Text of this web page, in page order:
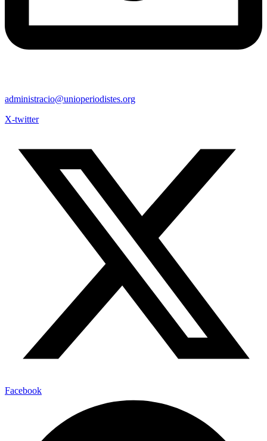
administracio@unioperiodistes.org
X-twitter
Facebook